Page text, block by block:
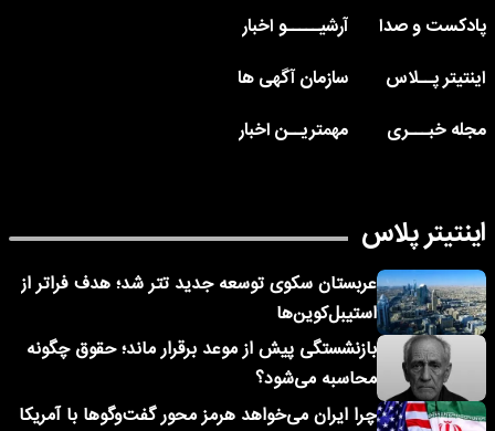
پادکست و صدا
آرشیـــــو اخبار
اینتیتر پــلاس
سازمان آگهی ها
مجله خبـــری
مهمتریــن اخبار
اینتیتر پلاس
عربستان سکوی توسعه جدید تتر شد؛ هدف فراتر از
استیبل‌کوین‌ها
بازنشستگی پیش از موعد برقرار ماند؛ حقوق چگونه
محاسبه می‌شود؟
چرا ایران می‌خواهد هرمز محور گفت‌وگوها با آمریکا